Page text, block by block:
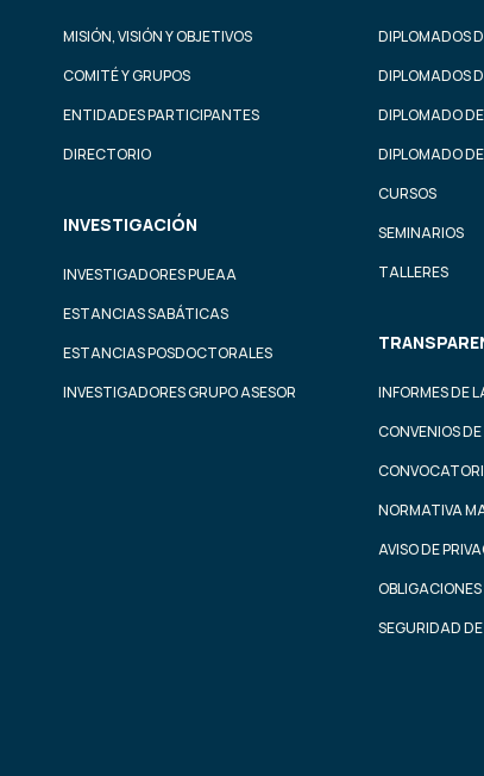
MISIÓN, VISIÓN Y OBJETIVOS
COMITÉ Y GRUPOS
ENTIDADES PARTICIPANTES
DIRECTORIO
INVESTIGACIÓN
INVESTIGADORES PUEAA
ESTANCIAS SABÁTICAS
ESTANCIAS POSDOCTORALES
INVESTIGADORES GRUPO ASESOR
DIPLOMADOS
DIPLOMADOS
DIPLOMADO
DIPLOMADO
CURSOS
SEMINARIOS
TALLERES
INFORMES DE
CONVENIOS
NORMATIVA
AVISO DE
SEGURIDAD